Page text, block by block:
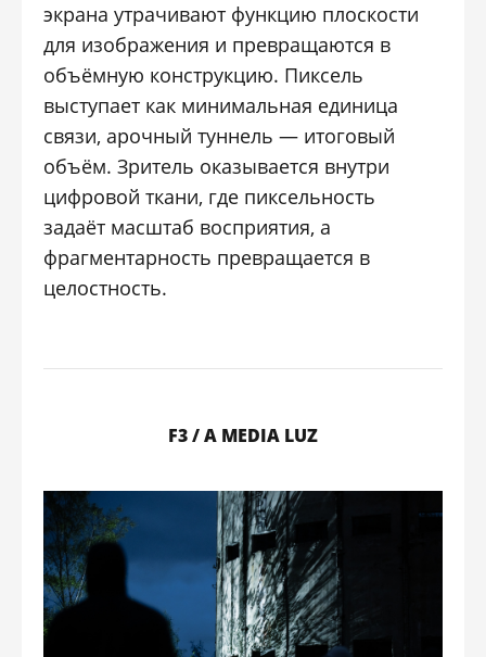
экрана утрачивают функцию плоскости
для изображения и превращаются в
объёмную конструкцию. Пиксель
выступает как минимальная единица
связи, арочный туннель — итоговый
объём. Зритель оказывается внутри
цифровой ткани, где пиксельность
задаёт масштаб восприятия, а
фрагментарность превращается в
целостность.
F3 / A MEDIA LUZ